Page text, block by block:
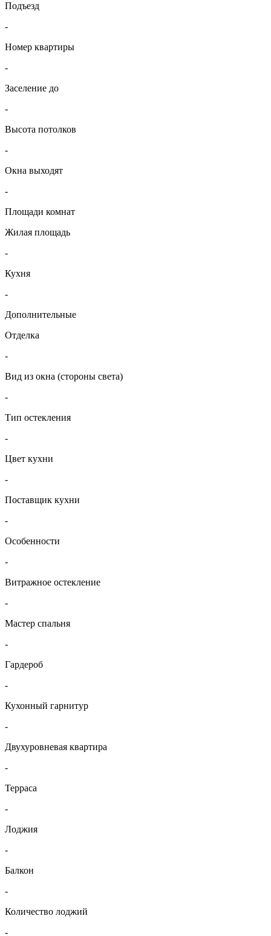
Подъезд
-
Номер квартиры
-
Заселение до
-
Высота потолков
-
Окна выходят
-
Площади комнат
Жилая площадь
-
Кухня
-
Дополнительные
Отделка
-
Вид из окна (стороны света)
-
Тип остекления
-
Цвет кухни
-
Поставщик кухни
-
Особенности
-
Витражное остекление
-
Мастер спальня
-
Гардероб
-
Кухонный гарнитур
-
Двухуровневая квартира
-
Терраса
-
Лоджия
-
Балкон
-
Количество лоджий
-